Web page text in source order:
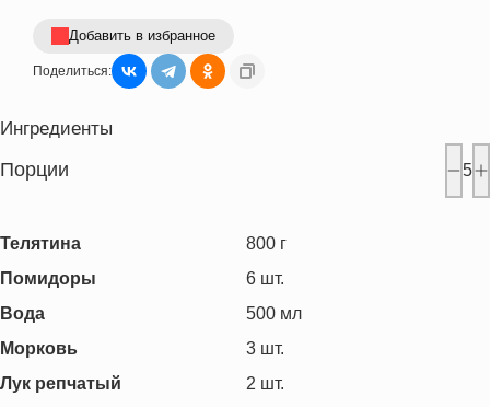
Добавить в избранное
Поделиться:
Ингредиенты
Порции 5
Телятина 800 г
Помидоры
6 шт.
Вода
500 мл
Морковь
3 шт.
Лук репчатый
2 шт.